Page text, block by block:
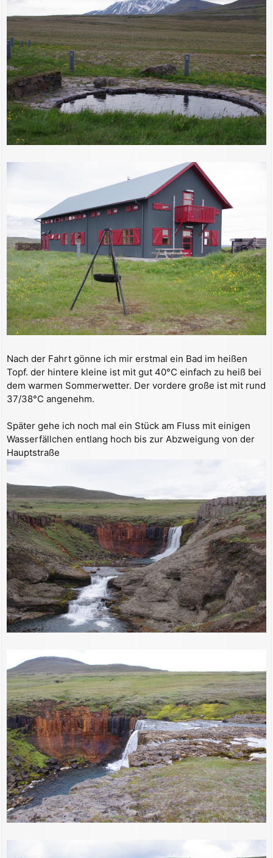
Nach der Fahrt gönne ich mir erstmal ein Bad im heißen
Topf. der hintere kleine ist mit gut 40°C einfach zu heiß bei
dem warmen Sommerwetter. Der vordere große ist mit rund
37/38°C angenehm.
Später gehe ich noch mal ein Stück am Fluss mit einigen
Wasserfällchen entlang hoch bis zur Abzweigung von der
Hauptstraße